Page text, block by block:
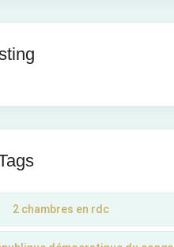
2 chambres en rdc